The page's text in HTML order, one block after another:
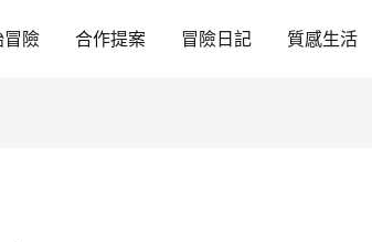
冒險 合作提案 冒險日記 質感生活